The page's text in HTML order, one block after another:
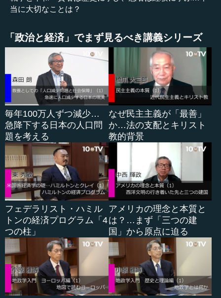
調査を見たら分かるように、昔とは違って、国を守るため
それは先ほど言ったように世界で戦争が起きてきてい
る。それから、先ほどの世論調査にもあったように、日本
も戦争に巻き込まれるかもしれない、そんな不安が広がっ
ている。そうすると今、子どもたちが答えてくれたが、自
分のおうちも戸締まりをするのと同じように、日本という
国も戸締まりをしっかりしないと、攻撃されてしまうかも
しれません。そんな空気が今、広がっているのだなという
ことを感じるわけです。
ということで、実はもう時間が来てしまったので、私自
身はもっと皆さんとお話をしたいのですけれど、そろそろ
お開きにしないといけないということで、最後締めていた
だいて、よろしくお願いします。
●経験ではなく歴史に学ぶことの重要性
―― そうですね。最後に先生からこの言葉を伝えたいと
いうひと言があるので、それだけ、ではご解説をいただき
ます。
当に大切なことは？
「政治と経済」でまず見るべき講義シリーズ
毎年100万人ずつ減少…
急降下する日本の人口問
題を考える
なぜ民主主義が「最善」
か…法の支配とキリスト
教的背景
フェデラリスト・ハミル
トンの経済プログラム「4
つの柱」
アメリカの理念と本質と
は？…まず「三つの建
国」から原点に迫る